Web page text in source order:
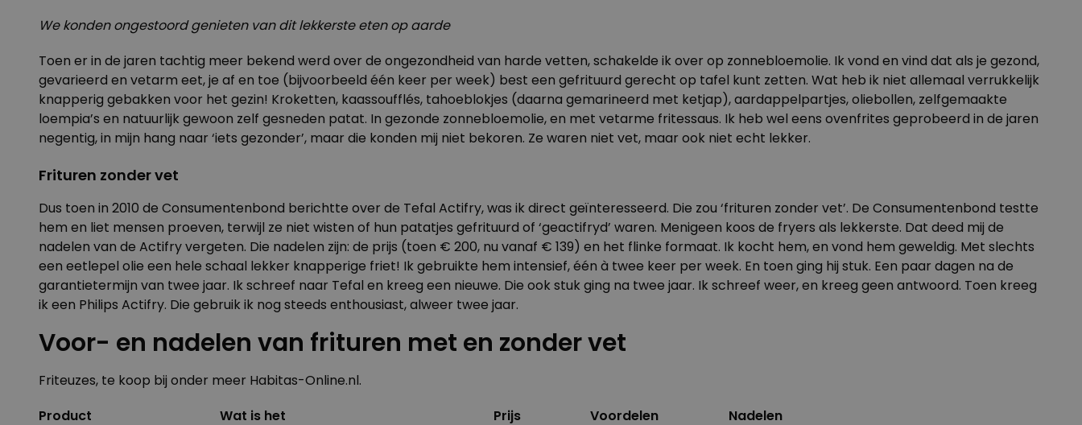
We konden ongestoord genieten van dit lekkerste eten op aarde
Toen er in de jaren tachtig meer bekend werd over de ongezondheid van harde vetten, schakelde ik over op zonnebloemolie. Ik vond en vind dat als je gezond,
gevarieerd en vetarm eet, je af en toe (bijvoorbeeld één keer per week) best een gefrituurd gerecht op tafel kunt zetten. Wat heb ik niet allemaal verrukkelijk
knapperig gebakken voor het gezin! Kroketten, kaassoufflés, tahoeblokjes (daarna gemarineerd met ketjap), aardappelpartjes, oliebollen, zelfgemaakte
loempia’s en natuurlijk gewoon zelf gesneden patat. In gezonde zonnebloemolie, en met vetarme fritessaus. Ik heb wel eens ovenfrites geprobeerd in de jaren
negentig, in mijn hang naar ‘iets gezonder’, maar die konden mij niet bekoren. Ze waren niet vet, maar ook niet echt lekker.
Frituren zonder vet
Dus toen in 2010 de Consumentenbond berichtte over de Tefal Actifry, was ik direct geïnteresseerd. Die zou ‘frituren zonder vet’. De Consumentenbond testte
hem en liet mensen proeven, terwijl ze niet wisten of hun patatjes gefrituurd of ‘geactifryd’ waren. Menigeen koos de fryers als lekkerste. Dat deed mij de
nadelen van de Actifry vergeten. Die nadelen zijn: de prijs (toen € 200, nu vanaf € 139) en het flinke formaat. Ik kocht hem, en vond hem geweldig. Met slechts
een eetlepel olie een hele schaal lekker knapperige friet! Ik gebruikte hem intensief, één à twee keer per week. En toen ging hij stuk. Een paar dagen na de
garantietermijn van twee jaar. Ik schreef naar Tefal en kreeg een nieuwe. Die ook stuk ging na twee jaar. Ik schreef weer, en kreeg geen antwoord. Toen kreeg
ik een Philips Actifry. Die gebruik ik nog steeds enthousiast, alweer twee jaar.
Voor- en nadelen van frituren met en zonder vet
Friteuzes, te koop bij onder meer Habitas-Online.nl.
Product
Wat is het Prijs Voordelen
Nadelen